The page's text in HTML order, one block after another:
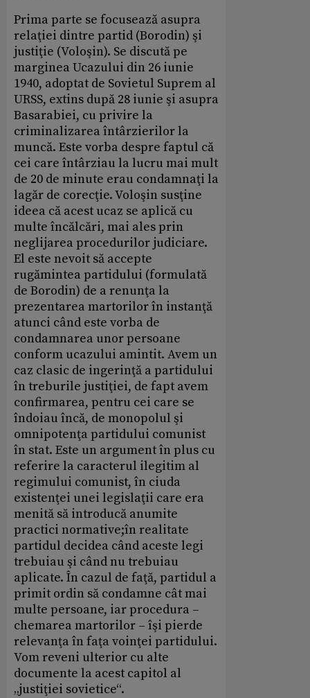
Prima parte se focusează asupra
relaţiei dintre partid (Borodin) şi
justiţie (Voloşin). Se discută pe
marginea Ucazului din 26 iunie
1940, adoptat de Sovietul Suprem al
URSS, extins după 28 iunie şi asupra
Basarabiei, cu privire la
criminalizarea întârzierilor la
muncă. Este vorba despre faptul că
cei care întârziau la lucru mai mult
de 20 de minute erau condamnaţi la
lagăr de corecţie. Voloşin susţine
ideea că acest ucaz se aplică cu
multe încălcări, mai ales prin
neglijarea procedurilor judiciare.
El este nevoit să accepte
rugămintea partidului (formulată
de Borodin) de a renunţa la
prezentarea martorilor în instanţă
atunci când este vorba de
condamnarea unor persoane
conform ucazului amintit. Avem un
caz clasic de ingerinţă a partidului
în treburile justiţiei, de fapt avem
confirmarea, pentru cei care se
îndoiau încă, de monopolul şi
omnipotenţa partidului comunist
în stat. Este un argument în plus cu
referire la caracterul ilegitim al
regimului comunist, în ciuda
existenţei unei legislaţii care era
menită să introducă anumite
practici normative;în realitate
partidul decidea când aceste legi
trebuiau şi când nu trebuiau
aplicate. În cazul de faţă, partidul a
primit ordin să condamne cât mai
multe persoane, iar procedura –
chemarea martorilor – îşi pierde
relevanţa în faţa voinţei partidului.
Vom reveni ulterior cu alte
documente la acest capitol al
„justiţiei sovietice“.